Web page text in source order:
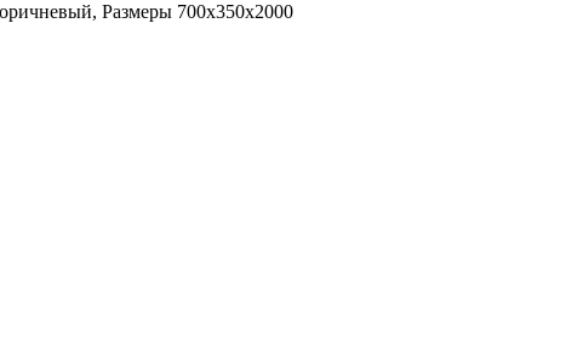
Размеры 700х350х2000